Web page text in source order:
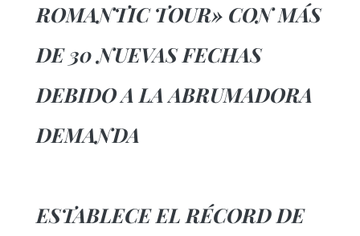
ROMANTIC TOUR» CON MÁS
DE 30 NUEVAS FECHAS
DEBIDO A LA ABRUMADORA
DEMANDA
ESTABLECE EL RÉCORD DE